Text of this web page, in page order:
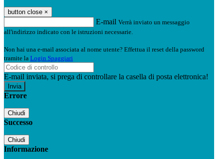
button close ×
E-mail Verrà inviato un messaggio
all'indirizzo indicato con le istruzioni necessarie.
Non hai una e-mail associata al nome utente? Effettua il reset della password
tramite la Login Spaggiari
E-mail inviata, si prega di controllare la casella di posta elettronica!
Errore
Chiudi
Successo
Chiudi
Informazione